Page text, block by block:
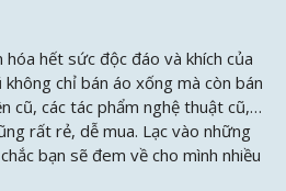
hết sức độc đáo và khích của
chỉ bán áo xống mà còn bán
cũ, các tác phẩm nghệ thuật cũ,…
rất rẻ, dễ mua. Lạc vào những
bạn sẽ đem về cho mình nhiều